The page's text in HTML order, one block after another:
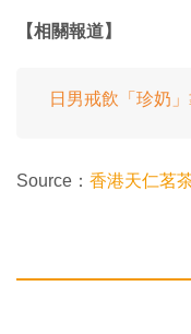
【相關報道】
日男戒飲「珍奶
Source： 香港天仁茗